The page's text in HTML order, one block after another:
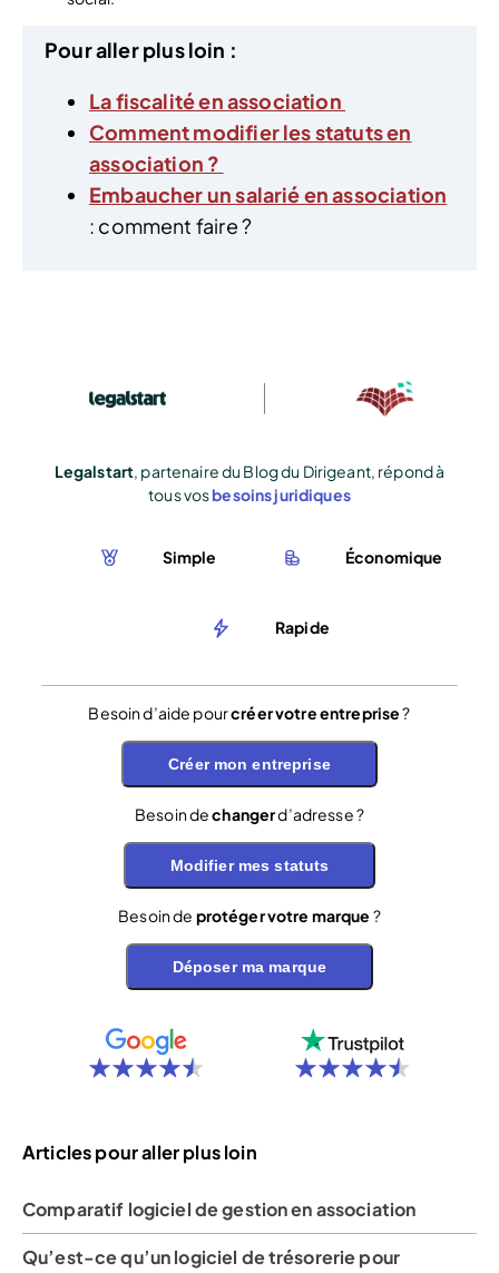
Pour aller plus loin :
La fiscalité en association
Comment modifier les statuts en
association ?
Embaucher un salarié en association
: comment faire ?
Legalstart, partenaire du Blog du Dirigeant, répond à
tous vosbesoins juridiques
Simple Économique
Rapide
Besoin d’aide pourcréer votre entreprise?
Créer mon entreprise
Besoin dechangerd’adresse ?
Modifier mes statuts
Besoin de protéger votre marque ?
Déposer ma marque
Articles pour aller plus loin
Comparatif logiciel de gestion en association
Qu’est-ce qu’un logiciel de trésorerie pour